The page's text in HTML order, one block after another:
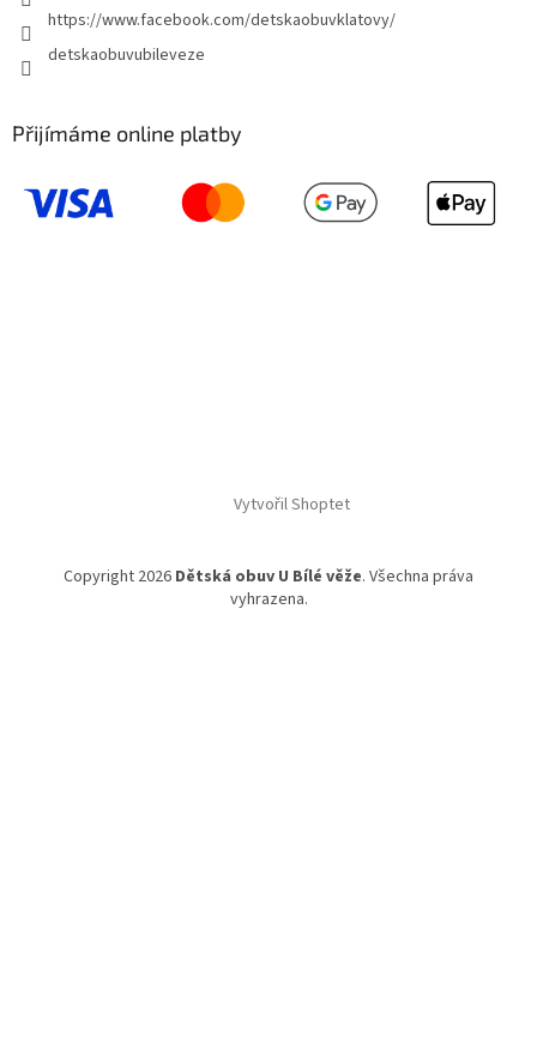
https://www.facebook.com/detskaobuvklatovy/
detskaobuvubileveze
Přijímáme online platby
Vytvořil Shoptet
Copyright 2026 Dětská obuv U Bílé věže. Všechna práva
vyhrazena.